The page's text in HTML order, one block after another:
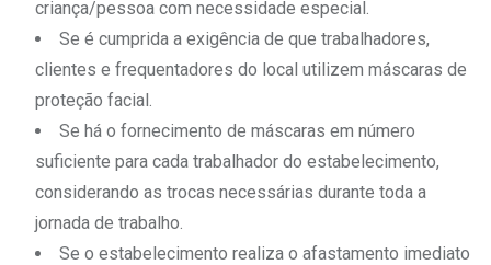
criança/pessoa com necessidade especial.
Se é cumprida a exigência de que trabalhadores,
clientes e frequentadores do local utilizem máscaras de
proteção facial.
Se há o fornecimento de máscaras em número
suficiente para cada trabalhador do estabelecimento,
considerando as trocas necessárias durante toda a
jornada de trabalho.
Se o estabelecimento realiza o afastamento imediato